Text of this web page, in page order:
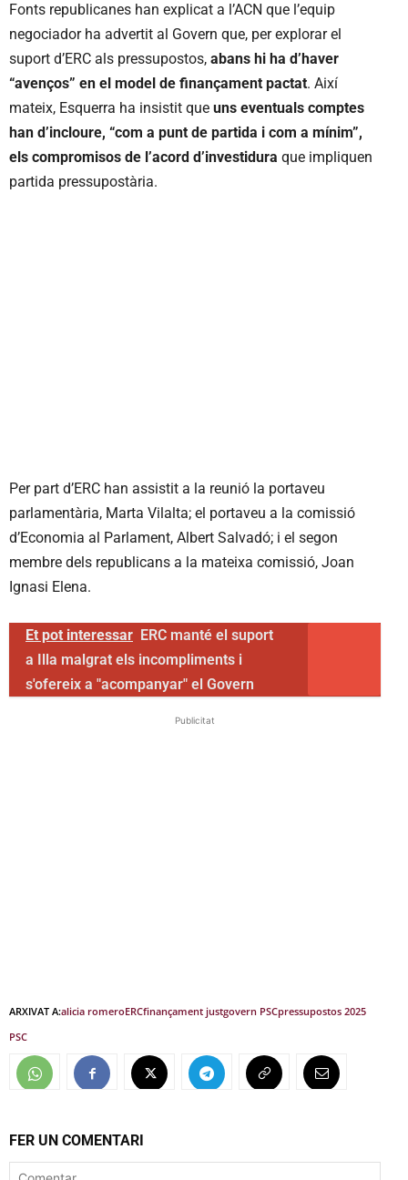
Fonts republicanes han explicat a l’ACN que l’equip
negociador ha advertit al Govern que, per explorar el
suport d’ERC als pressupostos, abans hi ha d’haver
“avenços” en el model de finançament pactat. Així
mateix, Esquerra ha insistit que uns eventuals comptes
han d’incloure, “com a punt de partida i com a mínim”,
els compromisos de l’acord d’investidura que impliquen
partida pressupostària.
Per part d’ERC han assistit a la reunió la portaveu
parlamentària, Marta Vilalta; el portaveu a la comissió
d’Economia al Parlament, Albert Salvadó; i el segon
membre dels republicans a la mateixa comissió, Joan
Ignasi Elena.
Et pot interessar ERC manté el suport
a Illa malgrat els incompliments i
s'ofereix a "acompanyar" el Govern
Publicitat
ARXIVAT A:alicia romeroERCfinançament justgovern PSCpressupostos 2025
PSC
FER UN COMENTARI